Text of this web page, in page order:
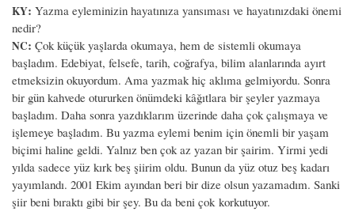
KY: Yazma eyleminizin hayatınıza yansıması ve hayatınızdaki önemi
nedir?
NC: Çok küçük yaşlarda okumaya, hem de sistemli okumaya
başladım. Edebiyat, felsefe, tarih, coğrafya, bilim alanlarında ayırt
etmeksizin okuyordum. Ama yazmak hiç aklıma gelmiyordu. Sonra
bir gün kahvede otururken önümdeki kâğıtlara bir şeyler yazmaya
başladım. Daha sonra yazdıklarım üzerinde daha çok çalışmaya ve
işlemeye başladım. Bu yazma eylemi benim için önemli bir yaşam
biçimi haline geldi. Yalnız ben çok az yazan bir şairim. Yirmi yedi
yılda sadece yüz kırk beş şiirim oldu. Bunun da yüz otuz beş kadarı
yayımlandı. 2001 Ekim ayından beri bir dize olsun yazamadım. Sanki
şiir beni bıraktı gibi bir şey. Bu da beni çok korkutuyor.